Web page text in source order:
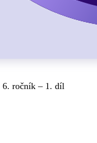
6. ročník – 1. díl